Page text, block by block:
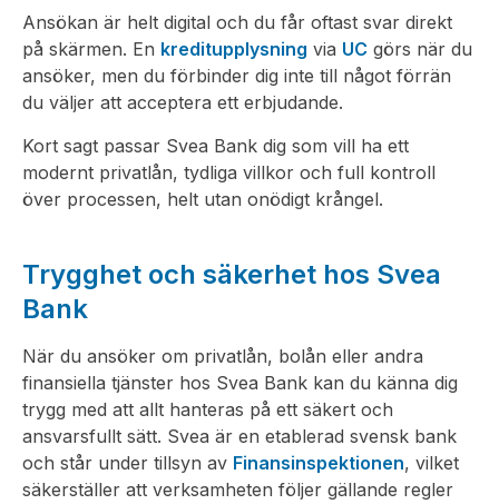
Ansökan är helt digital och du får oftast svar direkt
på skärmen. En kreditupplysning via UC görs när du
ansöker, men du förbinder dig inte till något förrän
du väljer att acceptera ett erbjudande.
Kort sagt passar Svea Bank dig som vill ha ett
modernt privatlån, tydliga villkor och full kontroll
över processen, helt utan onödigt krångel.
Trygghet och säkerhet hos Svea
Bank
När du ansöker om privatlån, bolån eller andra
finansiella tjänster hos Svea Bank kan du känna dig
trygg med att allt hanteras på ett säkert och
ansvarsfullt sätt. Svea är en etablerad svensk bank
och står under tillsyn av Finansinspektionen, vilket
säkerställer att verksamheten följer gällande regler